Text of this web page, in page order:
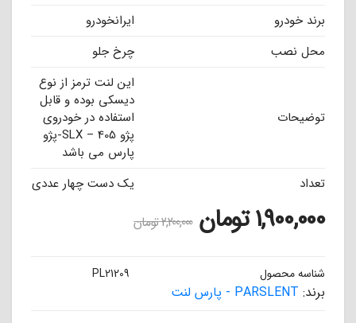
برند خودرو
ایرانخودرو
محل نصب
چرخ جلو
توضیحات
این لنت ترمز از نوع
دیسکی بوده و قابل
استفاده در خودروی
پژو 405 – SLX-پژو
پارس می باشد
تعداد
یک دست چهار عددی
1,900,000تومان 2,200,000تومان
شناسه محصول PL21209
برند: PARSLENT - پارس لنت